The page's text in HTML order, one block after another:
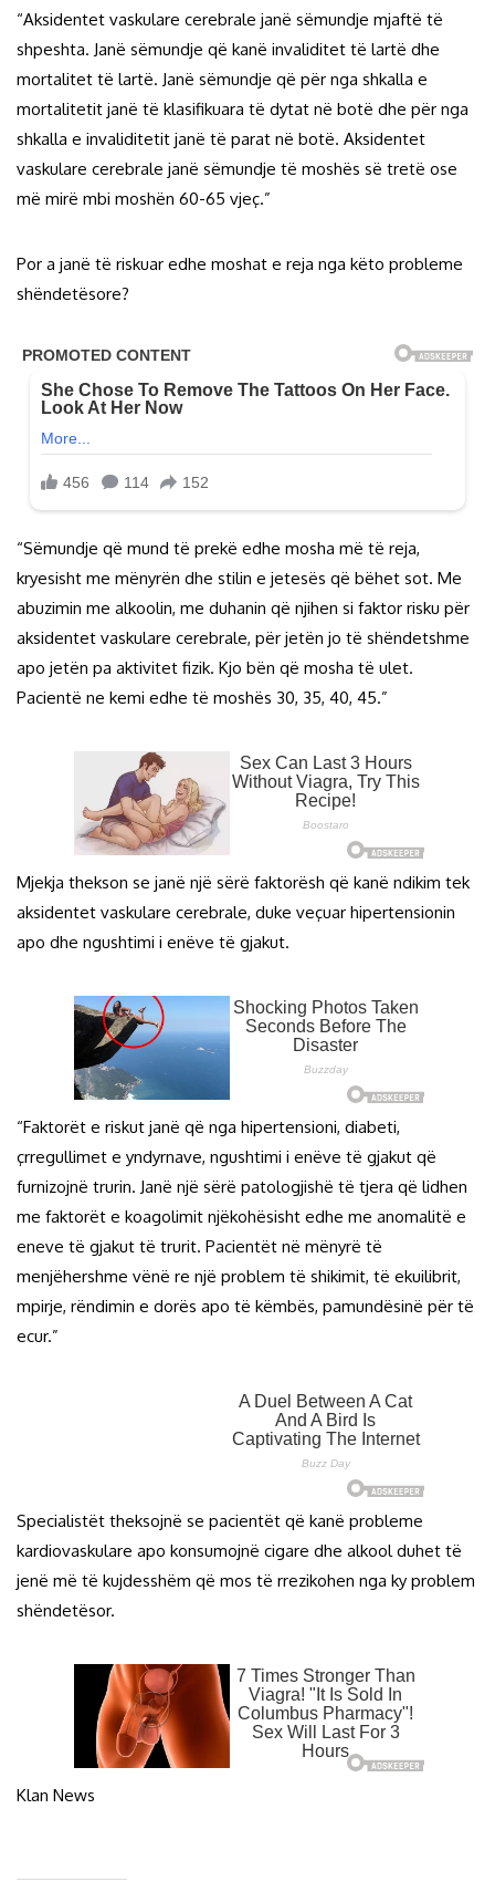
“Aksidentet vaskulare cerebrale janë sëmundje mjaftë të
shpeshta. Janë sëmundje që kanë invaliditet të lartë dhe
mortalitet të lartë. Janë sëmundje që për nga shkalla e
mortalitetit janë të klasifikuara të dytat në botë dhe për nga
shkalla e invaliditetit janë të parat në botë. Aksidentet
vaskulare cerebrale janë sëmundje të moshës së tretë ose
më mirë mbi moshën 60-65 vjeç.”
Por a janë të riskuar edhe moshat e reja nga këto probleme
shëndetësore?
“Sëmundje që mund të prekë edhe mosha më të reja,
kryesisht me mënyrën dhe stilin e jetesës që bëhet sot. Me
abuzimin me alkoolin, me duhanin që njihen si faktor risku për
aksidentet vaskulare cerebrale, për jetën jo të shëndetshme
apo jetën pa aktivitet fizik. Kjo bën që mosha të ulet.
Pacientë ne kemi edhe të moshës 30, 35, 40, 45.”
Mjekja thekson se janë një sërë faktorësh që kanë ndikim tek
aksidentet vaskulare cerebrale, duke veçuar hipertensionin
apo dhe ngushtimi i enëve të gjakut.
“Faktorët e riskut janë që nga hipertensioni, diabeti,
çrregullimet e yndyrnave, ngushtimi i enëve të gjakut që
furnizojnë trurin. Janë një sërë patologjishë të tjera që lidhen
me faktorët e koagolimit njëkohësisht edhe me anomalitë e
eneve të gjakut të trurit. Pacientët në mënyrë të
menjëhershme vënë re një problem të shikimit, të ekuilibrit,
mpirje, rëndimin e dorës apo të këmbës, pamundësinë për të
ecur.”
Specialistët theksojnë se pacientët që kanë probleme
kardiovaskulare apo konsumojnë cigare dhe alkool duhet të
jenë më të kujdesshëm që mos të rrezikohen nga ky problem
shëndetësor.
Klan News